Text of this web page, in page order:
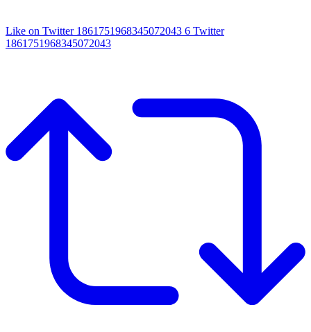
Like on Twitter 1861751968345072043 6 Twitter
1861751968345072043